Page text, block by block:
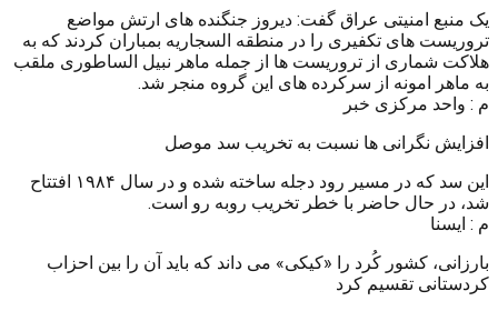
یک منبع امنیتی عراق گفت: دیروز جنگنده های ارتش مواضع
تروریست های تکفیری را در منطقه السجاریه بمباران کردند که به
هلاکت شماری از تروریست ها از جمله ماهر نبیل الساطوری ملقب
به ماهر امونه از سرکرده های این گروه منجر شد.
م : واحد مرکزی خبر
افزایش نگرانی ها نسبت به تخریب سد موصل
این سد که در مسیر رود دجله ساخته شده و در سال ۱۹۸۴ افتتاح
شد، در حال حاضر با خطر تخریب روبه رو است.
م : ایسنا
بارزانی، کشور کُرد را «کیکی» می داند که باید آن را بین احزاب
کردستانی تقسیم کرد